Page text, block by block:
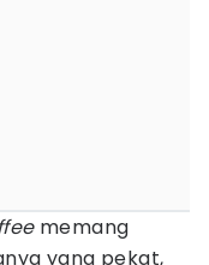
memang
yang pekat,